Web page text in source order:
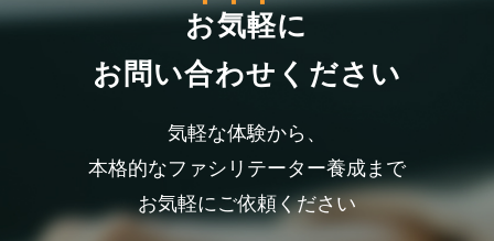
お気軽に
お問い合わせください
気軽な体験から、
本格的なファシリテーター養成まで
お気軽にご依頼ください